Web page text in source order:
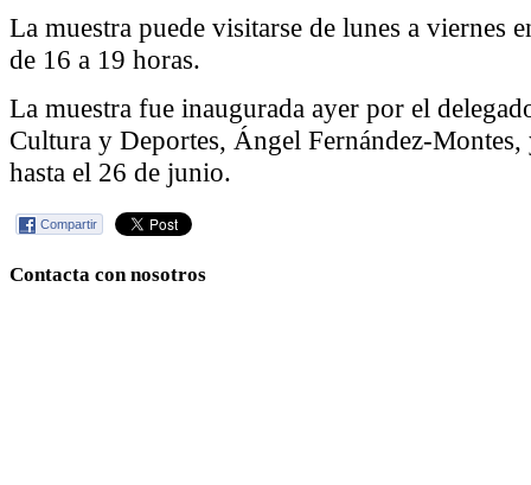
La muestra puede visitarse de lunes a viernes
de 16 a 19 horas.
La muestra fue inaugurada ayer por el
Cultura y Deportes, Ángel Fernández-
hasta el 26 de junio.
Compartir
Contacta con nosotros